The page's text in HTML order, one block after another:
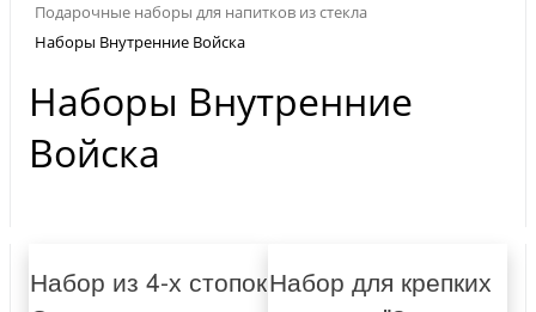
Подарочные наборы для напитков из стекла
Наборы Внутренние Войска
Наборы Внутренние
Войска
Набор из 4-х стопокНабор для крепких